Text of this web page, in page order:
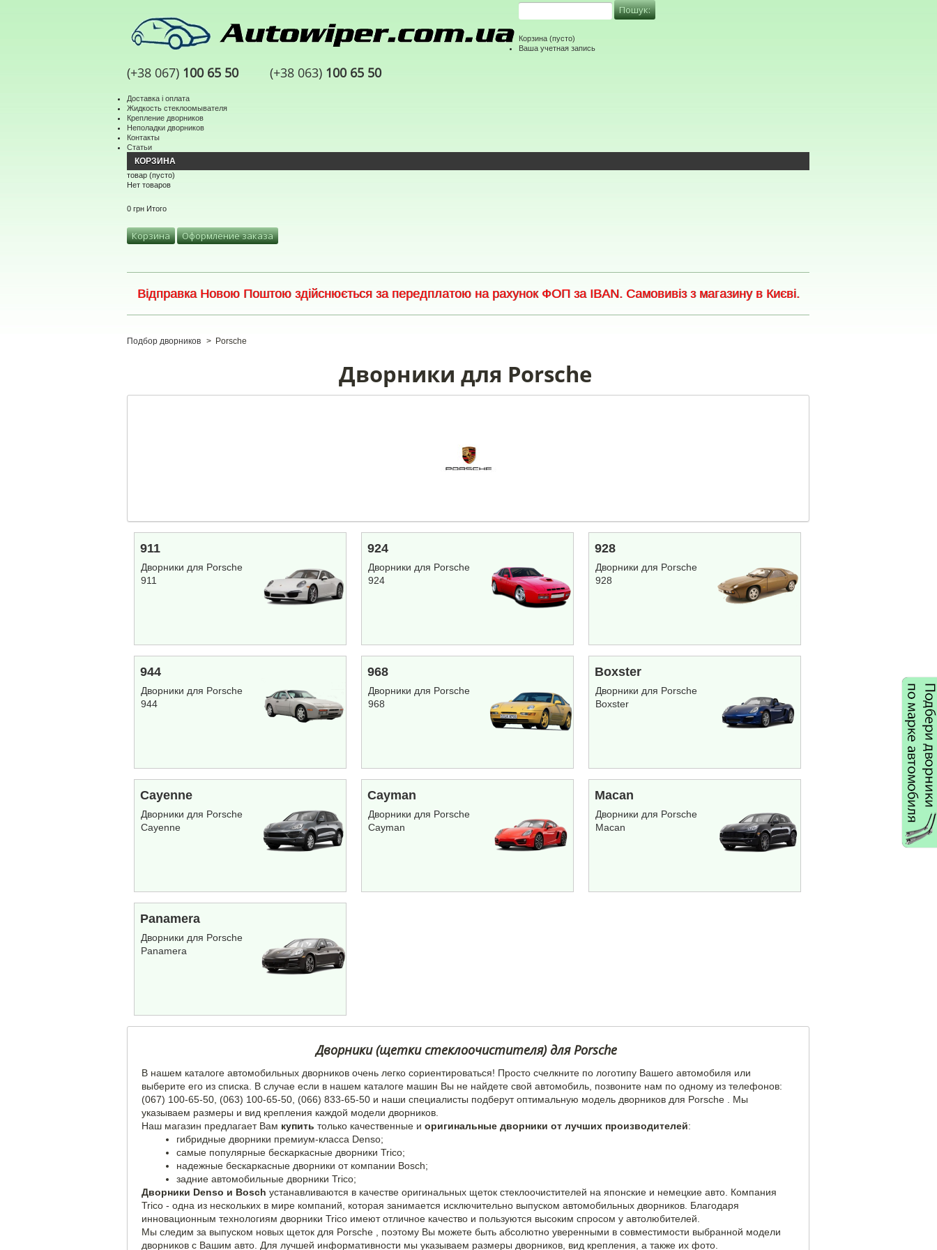
(+38 067) 100 65 50 (+38 063) 100 65 50
Корзина (пусто)
Ваша учетная запись
Доставка і оплата
Жидкость стеклоомывателя
Крепление дворников
Неполадки дворников
Контакты
Статьи
КОРЗИНА
товар (пусто)
Нет товаров
0 грн Итого
Корзина Оформление заказа
Відправка Новою Поштою здійснюється за передплатою на рахунок ФОП за IBAN. Самовивіз з магазину в Києві.
Подбор дворников > Porsche
Дворники для Porsche
911
Дворники для Porsche
911
924
Дворники для Porsche
924
928
Дворники для Porsche
928
944
Дворники для Porsche
944
968
Дворники для Porsche
968
Boxster
Дворники для Porsche
Boxster
Cayenne
Дворники для Porsche
Cayenne
Cayman
Дворники для Porsche
Cayman
Macan
Дворники для Porsche
Macan
Panamera
Дворники для Porsche
Panamera
Дворники (щетки стеклоочистителя) для Porsche
В нашем каталоге автомобильных дворников очень легко сориентироваться! Просто счелкните по логотипу Вашего автомобиля или
выберите его из списка. В случае если в нашем каталоге машин Вы не найдете свой автомобиль, позвоните нам по одному из телефонов:
(067) 100-65-50, (063) 100-65-50, (066) 833-65-50 и наши специалисты подберут оптимальную модель дворников для Porsche . Мы
указываем размеры и вид крепления каждой модели дворников.
Наш магазин предлагает Вам купить только качественные и оригинальные дворники от лучших производителей:
гибридные дворники премиум-класса Denso;
самые популярные бескаркасные дворники Trico;
надежные бескаркасные дворники от компании Bosch;
задние автомобильные дворники Trico;
Дворники Denso и Bosch устанавливаются в качестве оригинальных щеток стеклоочистителей на японские и немецкие авто. Компания
Trico - одна из нескольких в мире компаний, которая занимается исключительно выпуском автомобильных дворников. Благодаря
инновационным технологиям дворники Trico имеют отличное качество и пользуются высоким спросом у автолюбителей.
Мы следим за выпуском новых щеток для Porsche , поэтому Вы можете быть абсолютно уверенными в совместимости выбранной модели
дворников с Вашим авто. Для лучшей информативности мы указываем размеры дворников, вид крепления, а также их фото.